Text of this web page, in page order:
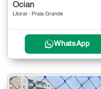
Ocian
Litoral - Praia Grande
WhatsApp